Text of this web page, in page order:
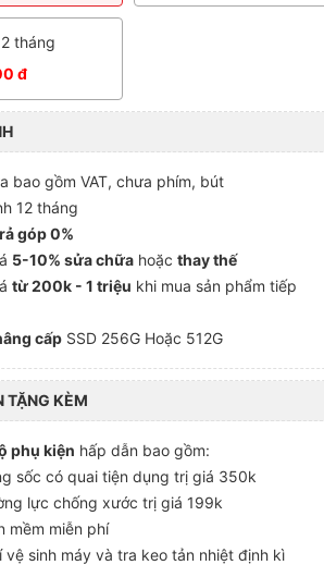
tháng
đ
bao gồm VAT, chưa phím, bút
12 tháng
góp 0%
5-10% sửa chữa hoặcthay thế
từ 200k - 1 triệu khi mua sản phẩm tiếp
cấp SSD 256G Hoặc 512G
TẶNG KÈM
phụ kiện hấp dẫn bao gồm:
sốc có quai tiện dụng trị giá 350k
lực chống xước trị giá 199k
mềm miễn phí
vệ sinh máy và tra keo tản nhiệt định kì